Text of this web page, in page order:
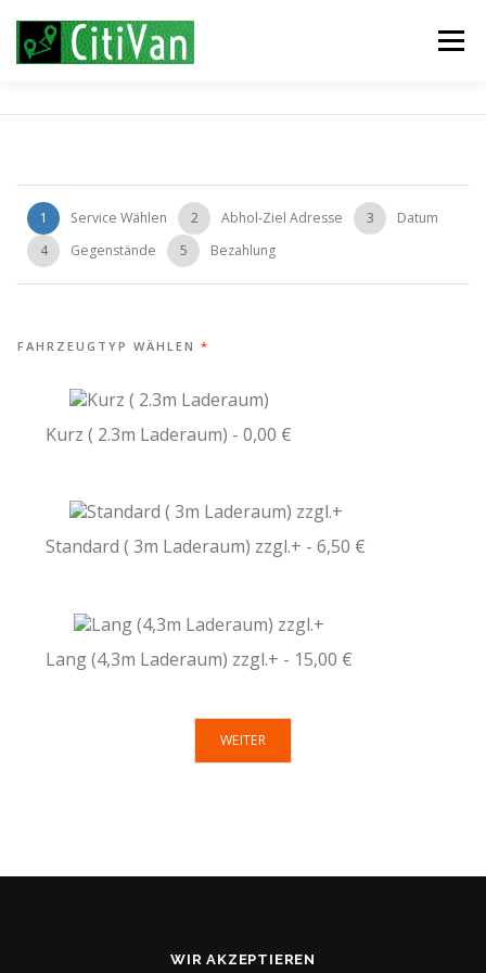
Inhalt
springen
Menü
SERVICES GESCHÄFTSKUNDEN ENGLISH
1 Service Wählen 2 Abhol-Ziel Adresse 3
Datum
4
Gegenstände 5 Bezahlung
FAHRZEUGTYP WÄHLEN *
Kurz ( 2.3m Laderaum) - 0,00 €
Standard ( 3m Laderaum) zzgl.+ - 6,50 €
Lang (4,3m Laderaum) zzgl.+ - 15,00 €
WEITER
WIR AKZEPTIEREN